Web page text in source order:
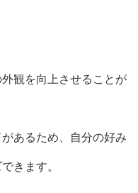
観を向上させることが
あるため、自分の好み
きます。